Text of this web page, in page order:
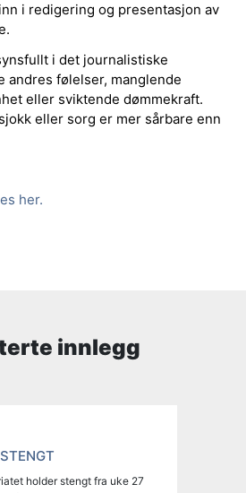
i redigering og presentasjon av
i det journalistiske
andres følelser, manglende
eller sviktende dømmekraft.
eller sorg er mer sårbare enn
her.
innlegg
holder stengt fra uke 27